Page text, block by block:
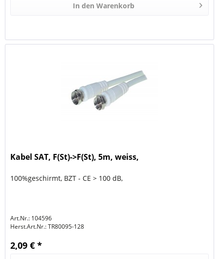
In den Warenkorb
Kabel SAT, F(St)->F(St), 5m, weiss,
100%geschirmt, BZT - CE > 100 dB,
Art.Nr.: 104596
Herst.Art.Nr.:TR80095-128
2,09 € *